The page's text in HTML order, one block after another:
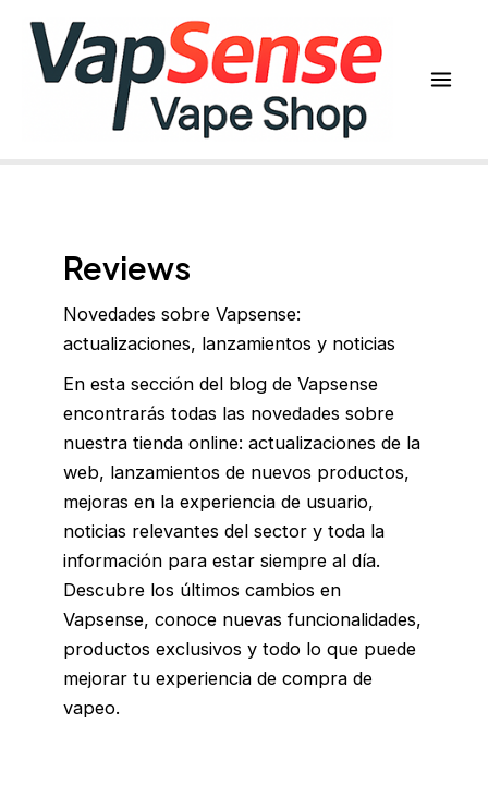
contenido
Reviews
Novedades sobre Vapsense:
actualizaciones, lanzamientos y noticias
En esta sección del blog de Vapsense
encontrarás todas las novedades sobre
nuestra tienda online: actualizaciones de la
web, lanzamientos de nuevos productos,
mejoras en la experiencia de usuario,
noticias relevantes del sector y toda la
información para estar siempre al día.
Descubre los últimos cambios en
Vapsense, conoce nuevas funcionalidades,
productos exclusivos y todo lo que puede
mejorar tu experiencia de compra de
vapeo.